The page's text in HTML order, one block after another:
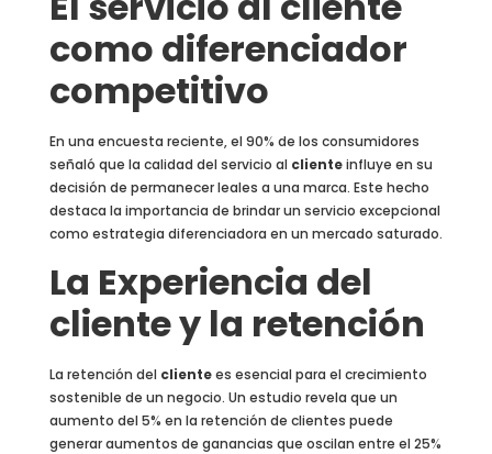
como diferenciador
competitivo
En una encuesta reciente, el 90% de los consumidores
señaló que la calidad del servicio al clienteinfluye en su
decisión de permanecer leales a una marca. Este hecho
destaca la importancia de brindar un servicio excepcional
como estrategia diferenciadora en un mercado saturado.
La Experiencia del
cliente y la retención
La retención del clientees esencial para el crecimiento
sostenible de un negocio. Un estudio revela que un
aumento del 5% en la retención de clientes puede
generar aumentos de ganancias que oscilan entre el 25%